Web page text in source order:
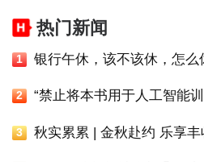
热门新闻
1 银行午休，该不该休，怎么
2 “禁止将本书用于人工智能
3 秋实累累 | 金秋赴约 乐享丰